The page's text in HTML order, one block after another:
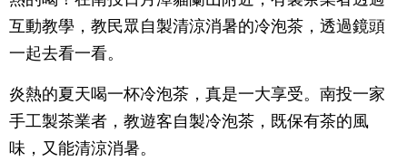
互動教學，教民眾自製清涼消暑的冷泡茶，透過鏡頭
一起去看一看。
炎熱的夏天喝一杯冷泡茶，真是一大享受。南投一家
手工製茶業者，教遊客自製冷泡茶，既保有茶的風
味，又能清涼消暑。